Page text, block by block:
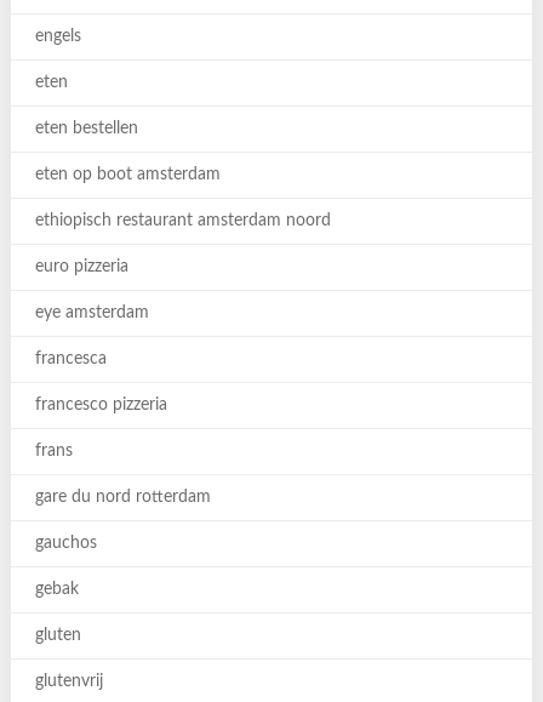
engels
eten
eten bestellen
eten op boot amsterdam
ethiopisch restaurant amsterdam noord
euro pizzeria
eye amsterdam
francesca
francesco pizzeria
frans
gare du nord rotterdam
gauchos
gebak
gluten
glutenvrij